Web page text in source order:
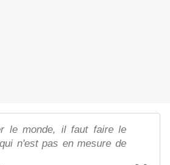
le monde, il faut faire le
n'est pas en mesure de